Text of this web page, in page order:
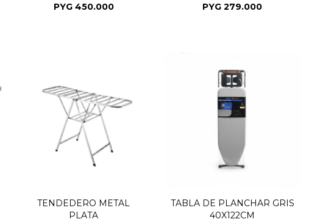
PYG 450.000
PYG 279.000
TENDEDERO METAL
PLATA
TABLA DE PLANCHAR GRIS
40X122CM